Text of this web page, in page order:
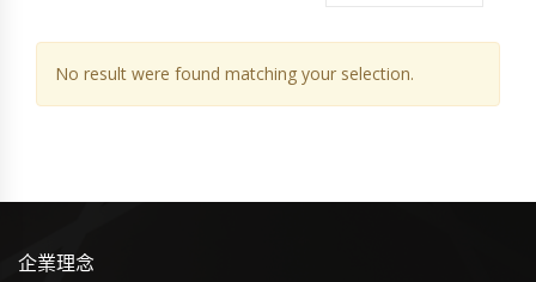
No result were found matching your selection.
企業理念